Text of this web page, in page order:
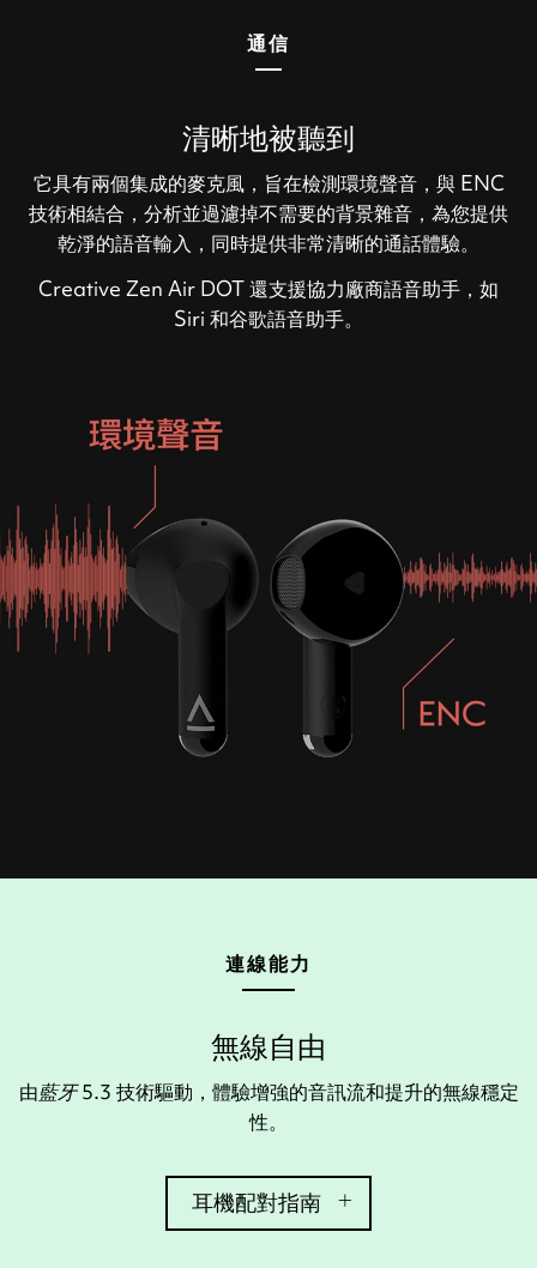
通信
清晰地被聽到
它具有兩個集成的麥克風，旨在檢測環境聲音，與 ENC
技術相結合，分析並過濾掉不需要的背景雜音，為您提供
乾淨的語音輸入，同時提供非常清晰的通話體驗。
Creative Zen Air DOT 還支援協力廠商語音助手，如
Siri 和谷歌語音助手。
連線能力
無線自由
由藍牙5.3 技術驅動，體驗增強的音訊流和提升的無線穩定
性。
耳機配對指南